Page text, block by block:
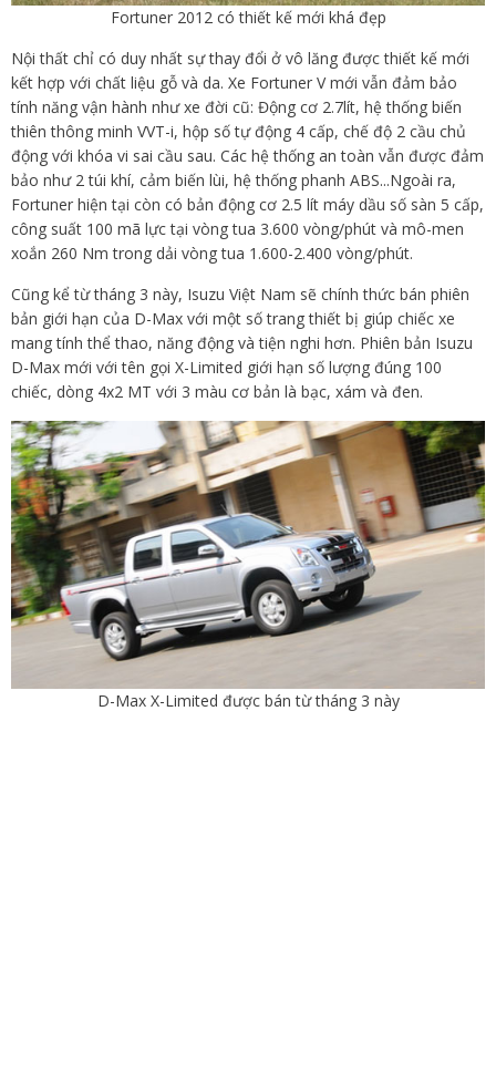
Fortuner 2012 có thiết kế mới khá đẹp
Nội thất chỉ có duy nhất sự thay đổi ở vô lăng được thiết kế mới
kết hợp với chất liệu gỗ và da. Xe Fortuner V mới vẫn đảm bảo
tính năng vận hành như xe đời cũ: Động cơ 2.7lít, hệ thống biến
thiên thông minh VVT-i, hộp số tự động 4 cấp, chế độ 2 cầu chủ
động với khóa vi sai cầu sau. Các hệ thống an toàn vẫn được đảm
bảo như 2 túi khí, cảm biến lùi, hệ thống phanh ABS...Ngoài ra,
Fortuner hiện tại còn có bản động cơ 2.5 lít máy dầu số sàn 5 cấp,
công suất 100 mã lực tại vòng tua 3.600 vòng/phút và mô-men
xoắn 260 Nm trong dải vòng tua 1.600-2.400 vòng/phút.
Cũng kể từ tháng 3 này, Isuzu Việt Nam sẽ chính thức bán phiên
bản giới hạn của D-Max với một số trang thiết bị giúp chiếc xe
mang tính thể thao, năng động và tiện nghi hơn. Phiên bản Isuzu
D-Max mới với tên gọi X-Limited giới hạn số lượng đúng 100
chiếc, dòng 4x2 MT với 3 màu cơ bản là bạc, xám và đen.
D-Max X-Limited được bán từ tháng 3 này